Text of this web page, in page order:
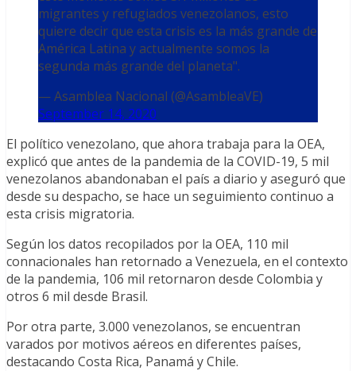
migrantes y refugiados venezolanos, esto
quiere decir que esta crisis es la más grande de
América Latina y actualmente somos la
segunda más grande del planeta".
— Asamblea Nacional (@AsambleaVE)
September 14, 2020
El político venezolano, que ahora trabaja para la OEA,
explicó que antes de la pandemia de la COVID-19, 5 mil
venezolanos abandonaban el país a diario y aseguró que
desde su despacho, se hace un seguimiento continuo a
esta crisis migratoria.
Según los datos recopilados por la OEA, 110 mil
connacionales han retornado a Venezuela, en el contexto
de la pandemia, 106 mil retornaron desde Colombia y
otros 6 mil desde Brasil.
Por otra parte, 3.000 venezolanos, se encuentran
varados por motivos aéreos en diferentes países,
destacando Costa Rica, Panamá y Chile.